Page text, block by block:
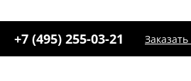
+7 (495) 255-03-21